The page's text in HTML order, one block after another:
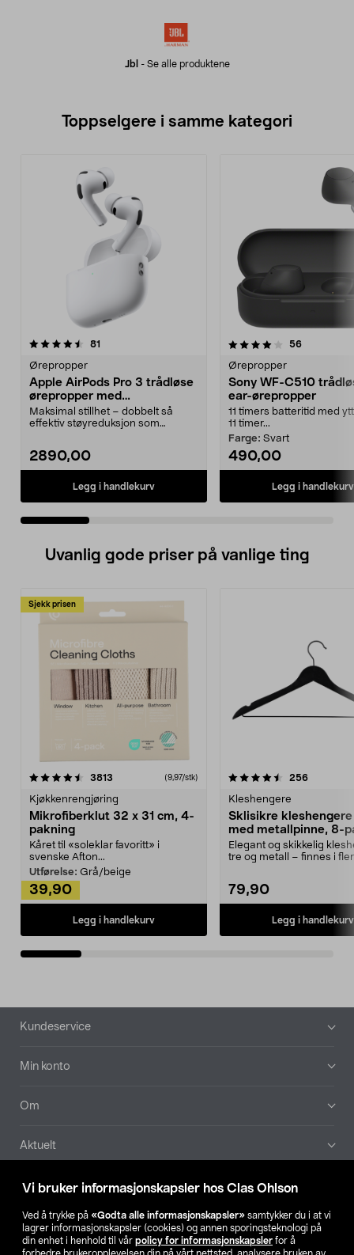
Vi bruker informasjonskapsler hos Clas Ohlson
Ved å trykke på «Godta alle informasjonskapsler» samtykker du i at vi
lagrer informasjonskapsler (cookies) og annen sporingsteknologi på
din enhet i henhold til vår policy for informasjonskapsler for å
Jbl - Se alle produktene
Toppselgere i samme kategori
81
Ørepropper
Apple AirPods Pro 3 trådløse
ørepropper med
støyreduksjon
Maksimal stillhet – dobbelt så
effektiv støyreduksjon som
2890,00
Legg i handlekurv
4.0 av 5 stjerner 56
Ørepropper
Sony WF-C510
ear-ørepropper
11 timers batteritid med
11 timer...
Farge: Svart
490,00
Legg i handlekurv
4.5 av 5 stjerner
Uvanlig gode priser på vanlige ting
Sjekk prisen
3813 anmeldelser(9,97/stk)
Kjøkkenrengjøring
Mikrofiberklut 32 x 31 cm, 4-
pakning
Kåret til «soleklar favoritt» i
svenske Afton...
Utførelse: Grå/beige
39,90
Legg i handlekurv
4.5av 5 stjerner 256
Kleshengere
Sklisikre
med metallpinne, 8-
Elegant og skikkelig
tre og metall – finnes i
79,90
Legg i handlekurv
4.5av 5 stjerner
Bunntekst
Kundeservice
Min konto
Om
Aktuelt
Våre selskaper
Finn din butikk